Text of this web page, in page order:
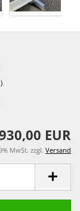
EUR
MwSt. zzgl. Versand